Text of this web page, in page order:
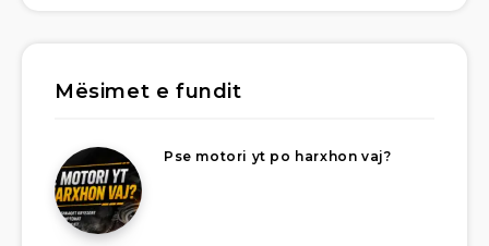
Mësimet e fundit
Pse motori yt po harxhon vaj?